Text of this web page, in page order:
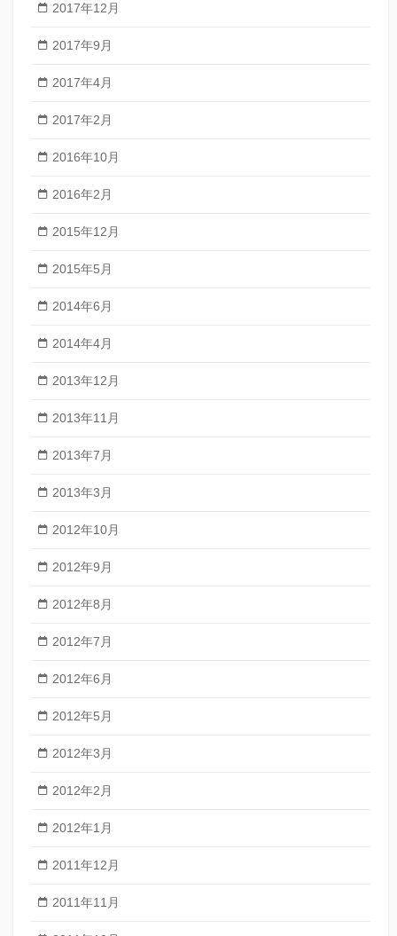
2017年12月
2017年9月
2017年4月
2017年2月
2016年10月
2016年2月
2015年12月
2015年5月
2014年6月
2014年4月
2013年12月
2013年11月
2013年7月
2013年3月
2012年10月
2012年9月
2012年8月
2012年7月
2012年6月
2012年5月
2012年3月
2012年2月
2012年1月
2011年12月
2011年11月